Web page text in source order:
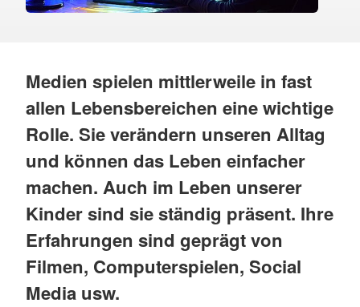
Medien spielen mittlerweile in fast
allen Lebensbereichen eine wichtige
Rolle. Sie verändern unseren Alltag
und können das Leben einfacher
machen. Auch im Leben unserer
Kinder sind sie ständig präsent. Ihre
Erfahrungen sind geprägt von
Filmen, Computerspielen, Social
Media usw.